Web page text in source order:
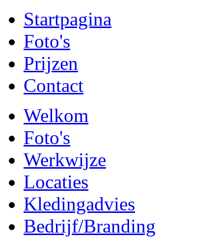
Startpagina
Foto's
Prijzen
Contact
Welkom
Foto's
Werkwijze
Locaties
Kledingadvies
Bedrijf/Branding